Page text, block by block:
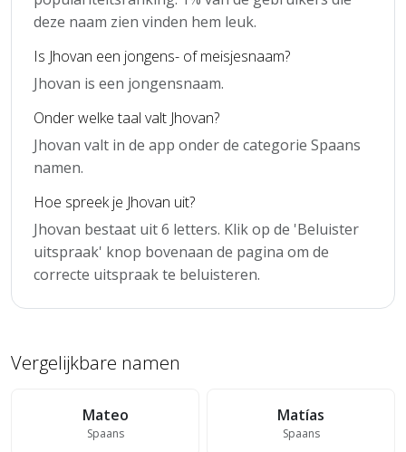
deze naam zien vinden hem leuk.
Is Jhovan een jongens- of meisjesnaam?
Jhovan is een jongensnaam.
Onder welke taal valt Jhovan?
Jhovan valt in de app onder de categorie Spaans
namen.
Hoe spreek je Jhovan uit?
Jhovan bestaat uit 6 letters. Klik op de 'Beluister
uitspraak' knop bovenaan de pagina om de
correcte uitspraak te beluisteren.
Vergelijkbare namen
Mateo
Spaans
Matías
Spaans